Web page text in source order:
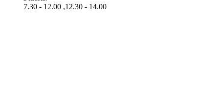
7.30 - 12.00 ,12.30 - 14.00